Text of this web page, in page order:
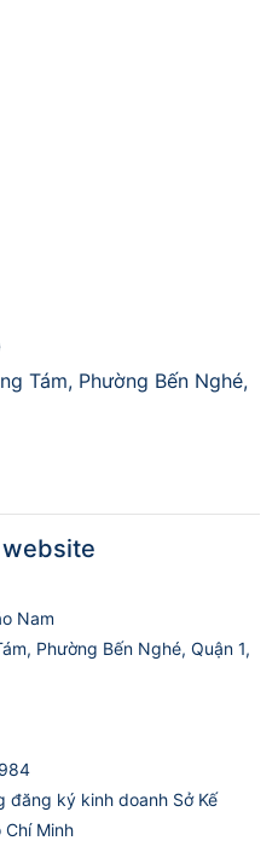
Tám, Phường Bến Nghé,
Nam
Phường Bến Nghé, Quận 1,
đăng ký kinh doanh Sở Kế
Minh